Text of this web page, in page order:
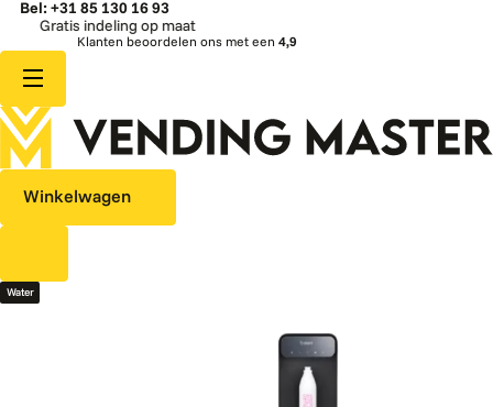
Bel: +31 85 130 16 93
Gratis indeling op maat
Klanten beoordelen ons met een 4,9
Winkelwagen
Water